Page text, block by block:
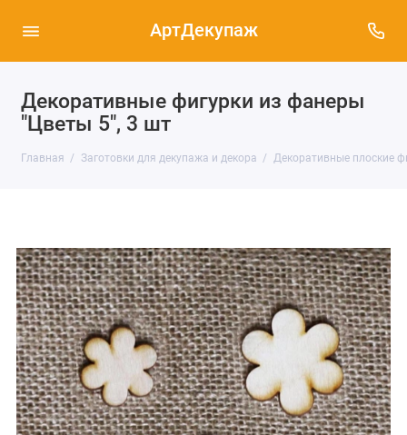
АртДекупаж
Декоративные фигурки из фанеры
"Цветы 5", 3 шт
Главная Заготовки для декупажа и декора Декоративные плоские